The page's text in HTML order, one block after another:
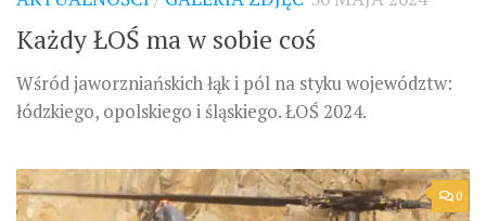
Każdy ŁOŚ ma w sobie coś
Wśród jaworzniańskich łąk i pól na styku województw:
łódzkiego, opolskiego i śląskiego. ŁOŚ 2024.
0